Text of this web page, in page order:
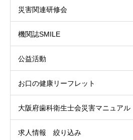
災害関連研修会
機関誌SMILE
公益活動
お口の健康リーフレット
大阪府歯科衛生士会災害マニュアル
求人情報 絞り込み